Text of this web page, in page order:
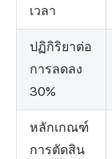
เวลา
ปฏิกิริยาต่อ
การลดลง
30%
หลักเกณฑ์
การตัดสิน